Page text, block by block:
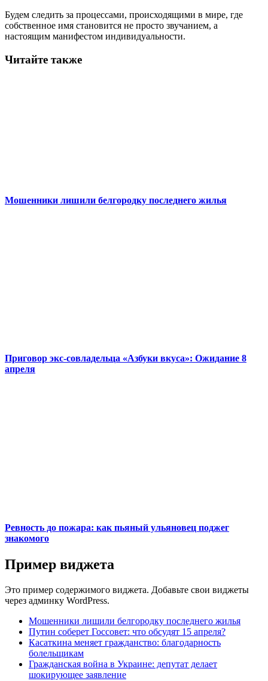
Будем следить за процессами, происходящими в мире, где
собственное имя становится не просто звучанием, а
настоящим манифестом индивидуальности.
Читайте также
Мошенники лишили белгородку последнего жилья
Приговор экс-совладельца «Азбуки вкуса»: Ожидание 8
апреля
Ревность до пожара: как пьяный ульяновец поджег
знакомого
Пример виджета
Это пример содержимого виджета. Добавьте свои виджеты
через админку WordPress.
Мошенники лишили белгородку последнего жилья
Путин соберет Госсовет: что обсудят 15 апреля?
Касаткина меняет гражданство: благодарность
болельщикам
Гражданская война в Украине: депутат делает
шокирующее заявление